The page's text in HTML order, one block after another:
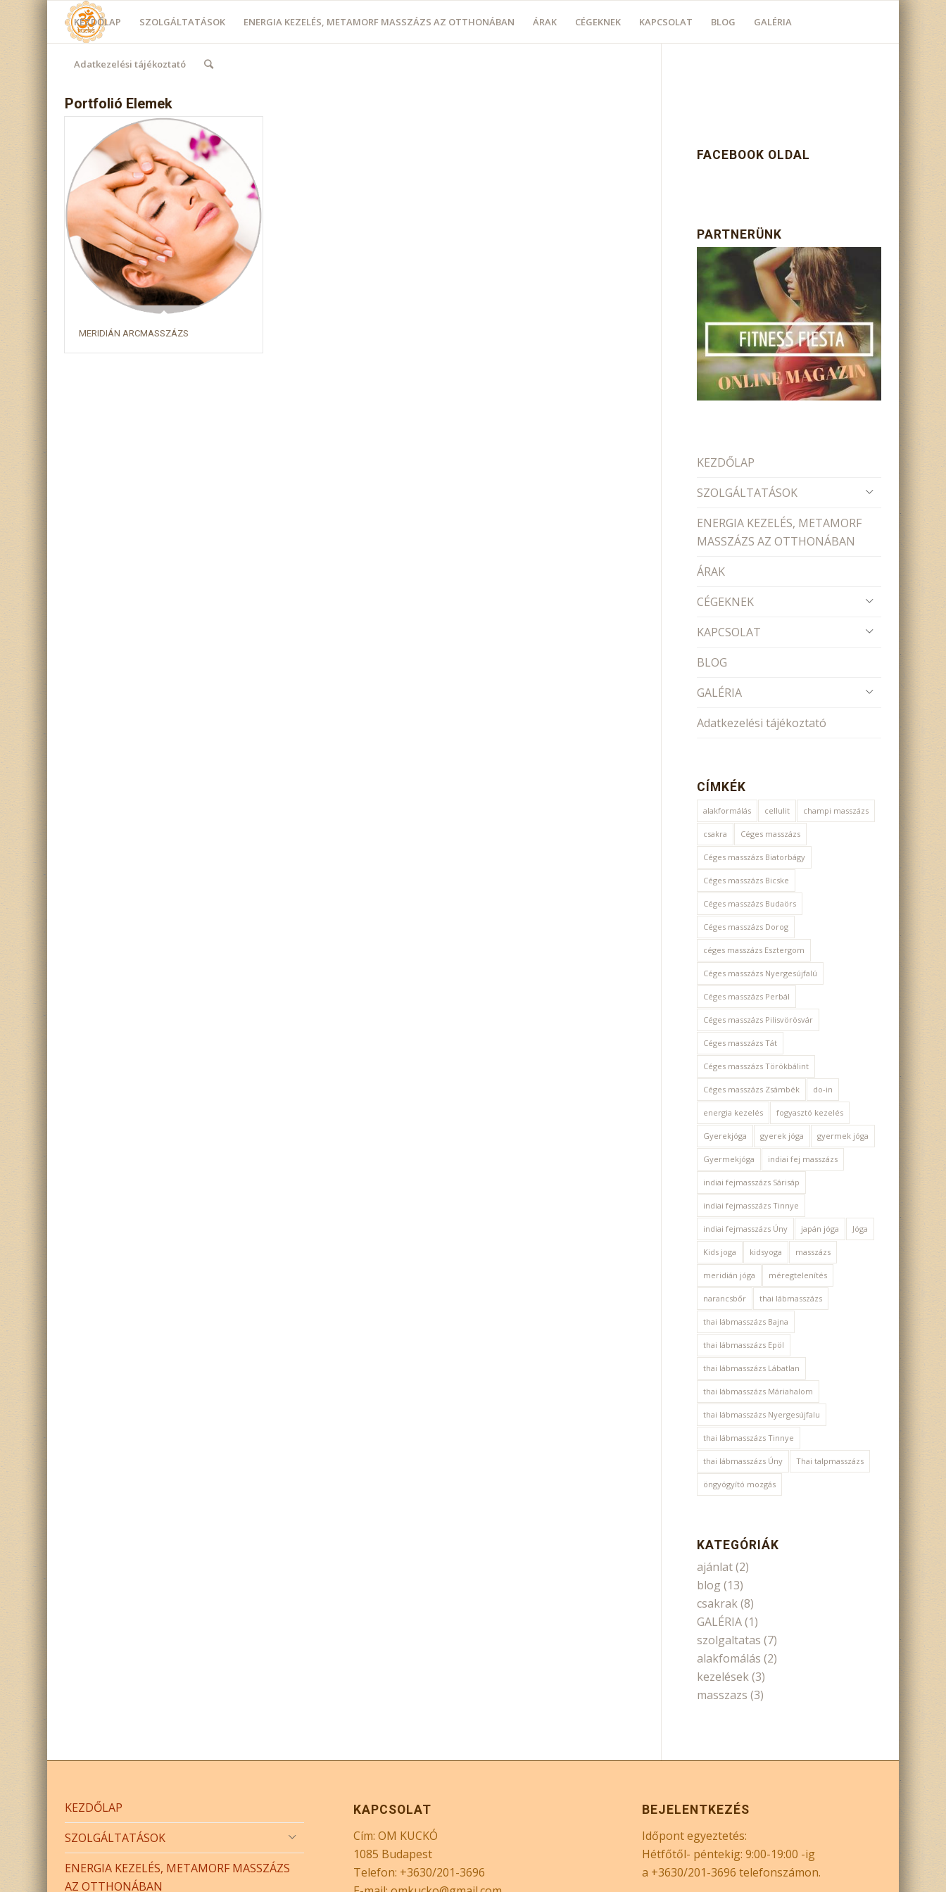
KEZDŐLAP SZOLGÁLTATÁSOK ENERGIA KEZELÉS, METAMORF MASSZÁZS AZ OTTHONÁBAN ÁRAK CÉGEKNEK KAPCSOLAT BLOG GALÉRIA
Adatkezelési tájékoztató
Portfolió Elemek
MERIDIÁN ARCMASSZÁZS
FACEBOOK OLDAL
PARTNERÜNK
KEZDŐLAP
SZOLGÁLTATÁSOK
ENERGIA KEZELÉS, METAMORF
MASSZÁZS AZ OTTHONÁBAN
ÁRAK
CÉGEKNEK
KAPCSOLAT
BLOG
GALÉRIA
Adatkezelési tájékoztató
CÍMKÉK
alakformálás cellulit champi masszázs
csakra Céges masszázs
Céges masszázs Biatorbágy
Céges masszázs Bicske
Céges masszázs Budaörs
Céges masszázs Dorog
céges masszázs Esztergom
Céges masszázs Nyergesújfalú
Céges masszázs Perbál
Céges masszázs Pilisvörösvár
Céges masszázs Tát
Céges masszázs Törökbálint
Céges masszázs Zsámbék do-in
energia kezelés fogyasztó kezelés
Gyerekjóga gyerek jóga gyermek jóga
Gyermekjóga indiai fej masszázs
indiai fejmasszázs Sárisáp
indiai fejmasszázs Tinnye
indiai fejmasszázs Úny japán jóga Jóga
Kids joga kidsyoga masszázs
meridián jóga méregtelenítés
narancsbőr thai lábmasszázs
thai lábmasszázs Bajna
thai lábmasszázs Epöl
thai lábmasszázs Lábatlan
thai lábmasszázs Máriahalom
thai lábmasszázs Nyergesújfalu
thai lábmasszázs Tinnye
thai lábmasszázs Úny Thai talpmasszázs
öngyógyító mozgás
KATEGÓRIÁK
ajánlat(2)
blog (13)
csakrak(8)
GALÉRIA(1)
szolgaltatas (7)
alakfomálás (2)
kezelések(3)
masszazs (3)
KEZDŐLAP
SZOLGÁLTATÁSOK
ENERGIA KEZELÉS, METAMORF MASSZÁZS
AZ OTTHONÁBAN
KAPCSOLAT
Cím: OM KUCKÓ
1085 Budapest
Telefon: +3630/201-3696
BEJELENTKEZÉS
Időpont egyeztetés:
Hétfőtől- péntekig: 9:00-19:00 -ig
a +3630/201-3696 telefonszámon.